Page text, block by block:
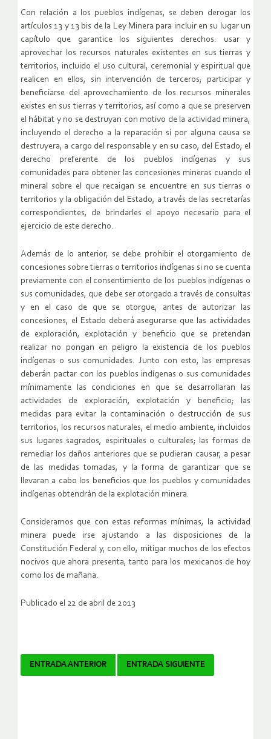
Con relación a los pueblos indígenas, se deben derogar los
artículos 13 y 13 bis de la Ley Minera para incluir en su lugar un
capítulo que garantice los siguientes derechos: usar y
aprovechar los recursos naturales existentes en sus tierras y
territorios, incluido el uso cultural, ceremonial y espiritual que
realicen en ellos, sin intervención de terceros; participar y
beneficiarse del aprovechamiento de los recursos minerales
existes en sus tierras y territorios, así como a que se preserven
el hábitat y no se destruyan con motivo de la actividad minera,
incluyendo el derecho a la reparación si por alguna causa se
destruyera, a cargo del responsable y en su caso, del Estado; el
derecho preferente de los pueblos indígenas y sus
comunidades para obtener las concesiones mineras cuando el
mineral sobre el que recaigan se encuentre en sus tierras o
territorios y la obligación del Estado, a través de las secretarías
correspondientes, de brindarles el apoyo necesario para el
ejercicio de este derecho.
Además de lo anterior, se debe prohibir el otorgamiento de
concesiones sobre tierras o territorios indígenas si no se cuenta
previamente con el consentimiento de los pueblos indígenas o
sus comunidades, que debe ser otorgado a través de consultas
y en el caso de que se otorgue, antes de autorizar las
concesiones, el Estado deberá asegurarse que las actividades
de exploración, explotación y beneficio que se pretendan
realizar no pongan en peligro la existencia de los pueblos
indígenas o sus comunidades. Junto con esto, las empresas
deberán pactar con los pueblos indígenas o sus comunidades
mínimamente las condiciones en que se desarrollaran las
actividades de exploración, explotación y beneficio; las
medidas para evitar la contaminación o destrucción de sus
territorios, los recursos naturales, el medio ambiente, incluidos
sus lugares sagrados, espirituales o culturales; las formas de
remediar los daños anteriores que se pudieran causar, a pesar
de las medidas tomadas, y la forma de garantizar que se
llevaran a cabo los beneficios que los pueblos y comunidades
indígenas obtendrán de la explotación minera.
Consideramos que con estas reformas mínimas, la actividad
minera puede irse ajustando a las disposiciones de la
Constitución Federal y, con ello, mitigar muchos de los efectos
nocivos que ahora presenta, tanto para los mexicanos de hoy
como los de mañana.
Publicado el 22 de abril de 2013
Navegador
ENTRADA ANTERIOR ENTRADA SIGUIENTE